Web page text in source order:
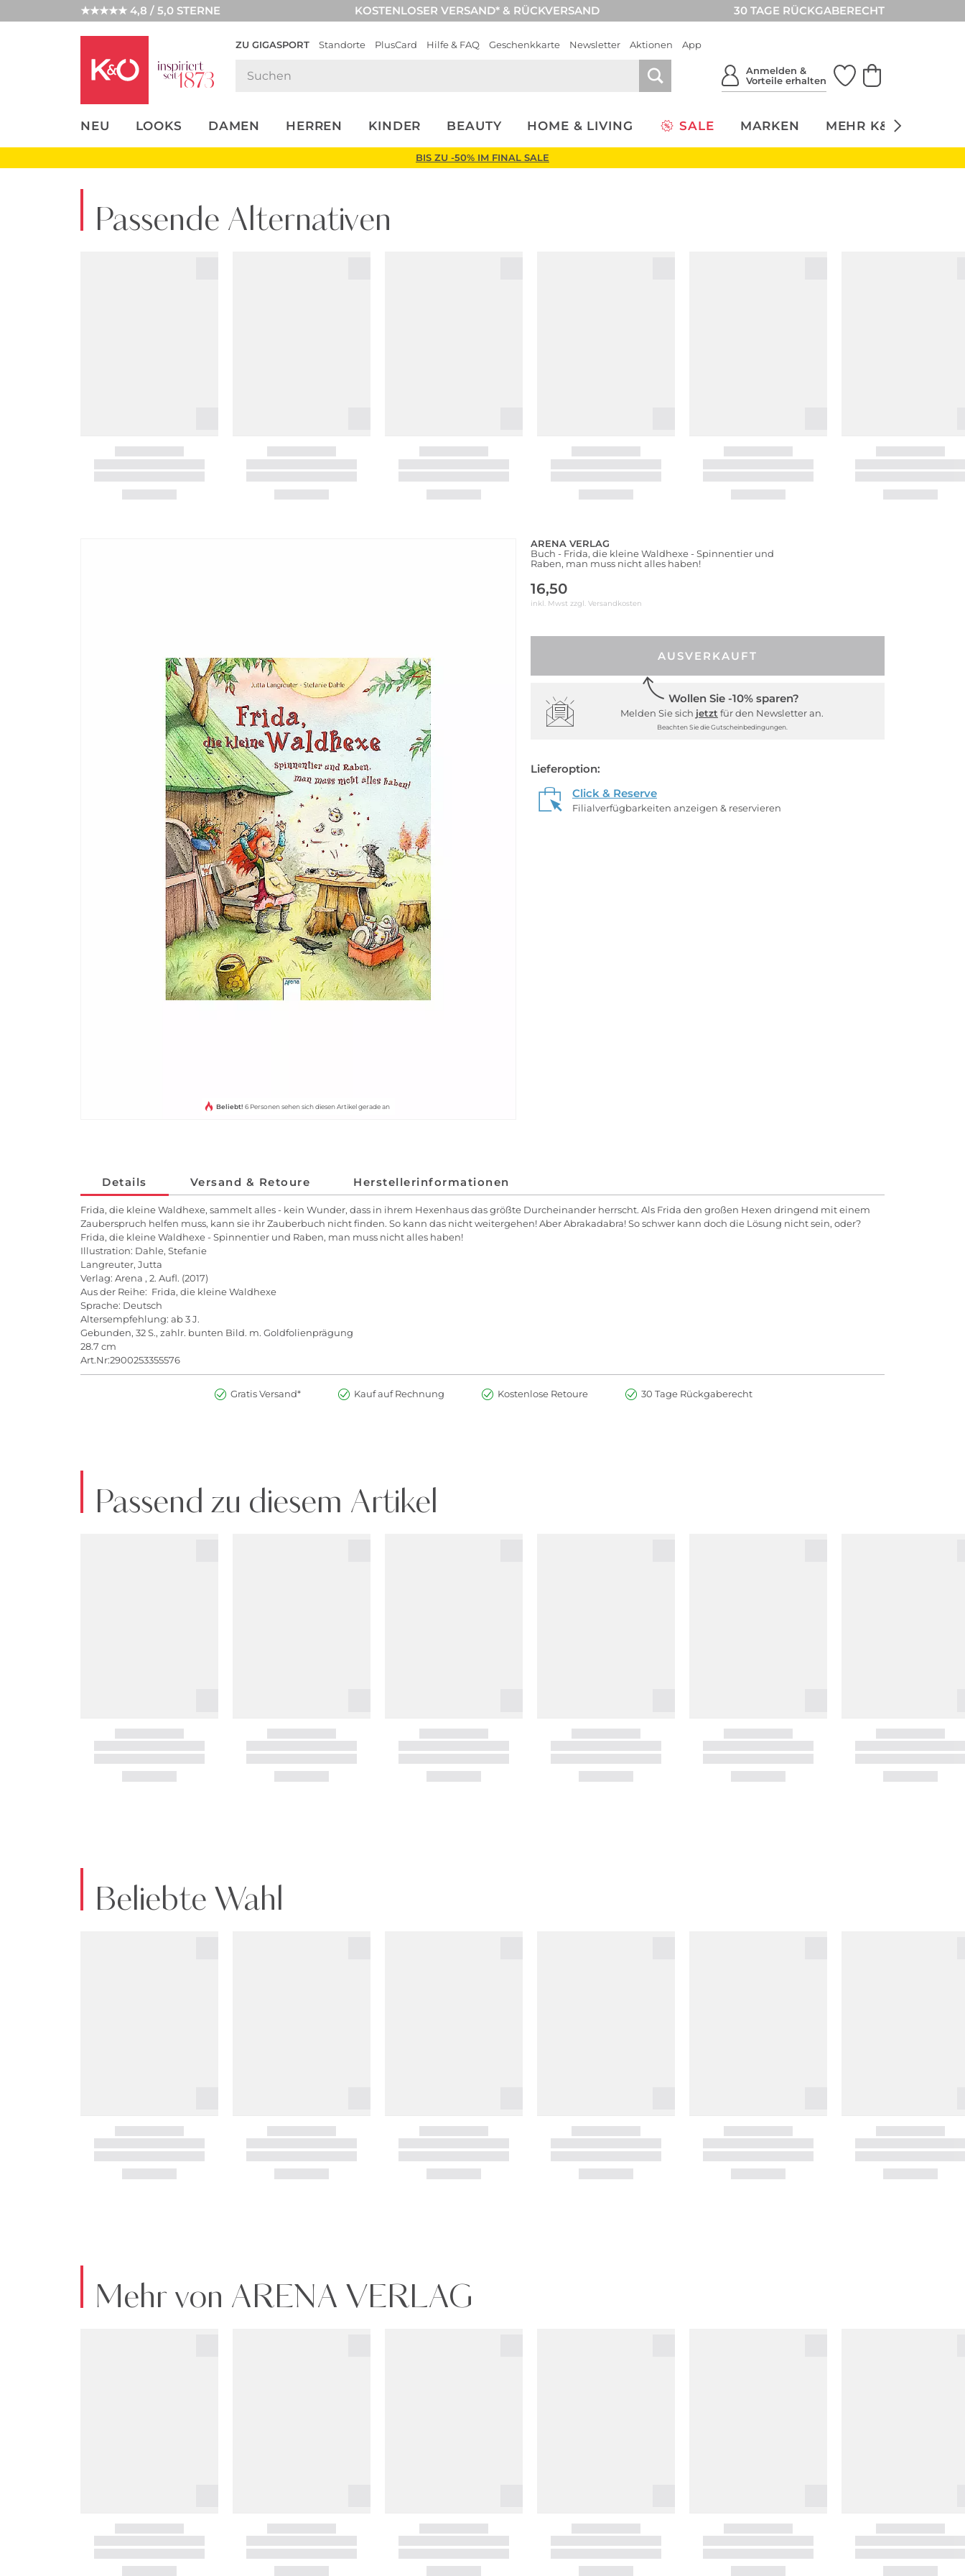
★★★★★ 4,8 / 5,0 STERNE KOSTENLOSER VERSAND* & RÜCKVERSAND 30 TAGE RÜCKGABERECHT
ZU GIGASPORT Standorte PlusCard Hilfe & FAQ Geschenkkarte Newsletter Aktionen App
Anmelden &
Vorteile erhalten
NEU LOOKS DAMEN HERREN KINDER BEAUTY HOME & LIVING SALE MARKEN MEHR K&Ö
UNSERE APP
CLICK &
BIS ZU -50% IM FINAL SALE
Passende Alternativen
Beliebt! 6 Personen sehen sich diesen Artikel gerade an
ARENA VERLAG
Buch - Frida, die kleine Waldhexe - Spinnentier und
Raben, man muss nicht alles haben!
16,50
inkl. Mwst zzgl. Versandkosten
AUSVERKAUFT
Wollen Sie -10% sparen?
Melden Sie sich jetzt für den Newsletter an.
Beachten Sie die Gutscheinbedingungen.
Lieferoption:
Click & Reserve
Filialverfügbarkeiten anzeigen & reservieren
Details Versand & Retoure Herstellerinformationen
Frida, die kleine Waldhexe, sammelt alles - kein Wunder, dass in ihrem Hexenhaus das größte Durcheinander herrscht. Als Frida den großen Hexen dringend mit einem
Zauberspruch helfen muss, kann sie ihr Zauberbuch nicht finden. So kann das nicht weitergehen! Aber Abrakadabra! So schwer kann doch die Lösung nicht sein, oder?
Frida, die kleine Waldhexe - Spinnentier und Raben, man muss nicht alles haben!
Illustration: Dahle, Stefanie
Langreuter, Jutta
Verlag: Arena , 2. Aufl. (2017)
Aus der Reihe: Frida, die kleine Waldhexe
Sprache: Deutsch
Altersempfehlung: ab 3 J.
Gebunden, 32 S., zahlr. bunten Bild. m. Goldfolienprägung
28.7 cm
Art.Nr:2900253355576
Gratis Versand* Kauf auf Rechnung Kostenlose Retoure 30 Tage Rückgaberecht
Passend zu diesem Artikel
Beliebte Wahl
Mehr von ARENA VERLAG